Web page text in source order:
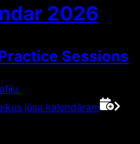
2026
Sessions
jūsu kalendāram